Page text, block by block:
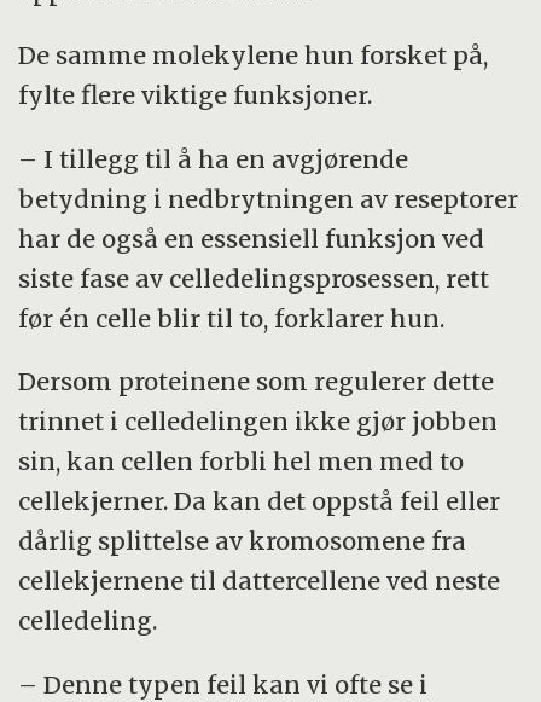
De samme molekylene hun forsket på,
fylte flere viktige funksjoner.
– I tillegg til å ha en avgjørende
betydning i nedbrytningen av reseptorer
har de også en essensiell funksjon ved
siste fase av celledelingsprosessen, rett
før én celle blir til to, forklarer hun.
Dersom proteinene som regulerer dette
trinnet i celledelingen ikke gjør jobben
sin, kan cellen forbli hel men med to
cellekjerner. Da kan det oppstå feil eller
dårlig splittelse av kromosomene fra
cellekjernene til dattercellene ved neste
celledeling.
– Denne typen feil kan vi ofte se i